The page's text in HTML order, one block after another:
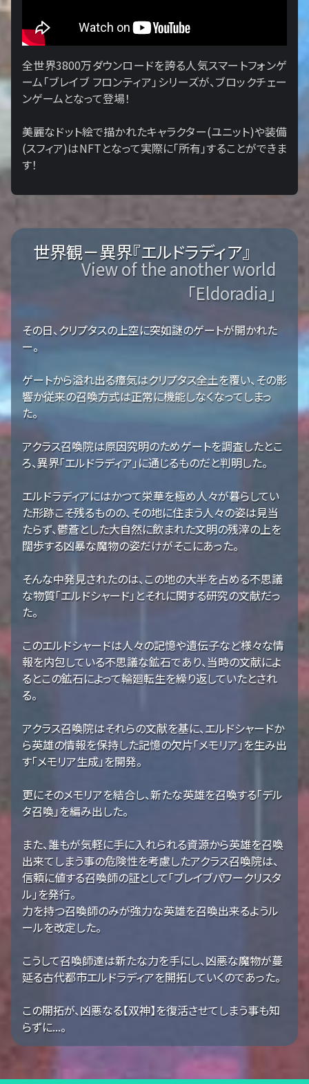
全世界3800万ダウンロードを誇る人気スマートフォンゲ
ーム「ブレイブ フロンティア」シリーズが、ブロックチェー
ンゲームとなって登場！
美麗なドット絵で描かれたキャラクター(ユニット)や装備
(スフィア)はNFTとなって実際に「所有」することができま
す！
世界観－異界『エルドラディア』
View of the another world
「Eldoradia」
その日、クリプタスの上空に突如謎のゲートが開かれた
ー。
ゲートから溢れ出る瘴気はクリプタス全土を覆い、その影
響か従来の召喚方式は正常に機能しなくなってしまっ
た。
アクラス召喚院は原因究明のためゲートを調査したとこ
ろ、異界「エルドラディア」に通じるものだと判明した。
エルドラディアにはかつて栄華を極め人々が暮らしてい
た形跡こそ残るものの、その地に住まう人々の姿は見当
たらず、鬱蒼とした大自然に飲まれた文明の残滓の上を
闊歩する凶暴な魔物の姿だけがそこにあった。
そんな中発見されたのは、この地の大半を占める不思議
な物質「エルドシャード」とそれに関する研究の文献だっ
た。
このエルドシャードは人々の記憶や遺伝子など様々な情
報を内包している不思議な鉱石であり、当時の文献によ
るとこの鉱石によって輪廻転生を繰り返していたとされ
る。
アクラス召喚院はそれらの文献を基に、エルドシャードか
ら英雄の情報を保持した記憶の欠片「メモリア」を生み出
す「メモリア生成」を開発。
更にそのメモリアを結合し、新たな英雄を召喚する「デル
タ召喚」を編み出した。
また、誰もが気軽に手に入れられる資源から英雄を召喚
出来てしまう事の危険性を考慮したアクラス召喚院は、
信頼に値する召喚師の証として「ブレイブパワークリスタ
ル」を発行。
力を持つ召喚師のみが強力な英雄を召喚出来るようル
ールを改定した。
こうして召喚師達は新たな力を手にし、凶悪な魔物が蔓
延る古代都市エルドラディアを開拓していくのであった。
この開拓が、凶悪なる【双神】を復活させてしまう事も知
らずに...。